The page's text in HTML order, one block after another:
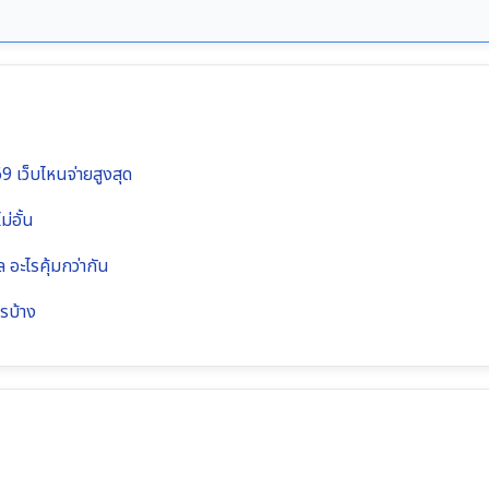
เว็บไหนจ่ายสูงสุด
ม่อั้น
อะไรคุ้มกว่ากัน
บ้าง